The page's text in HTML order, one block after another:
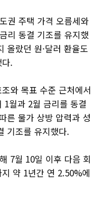
권 주택 가격 오름세와
리 동결 기조를 유지했
올랐던 원·달러 환율도
.
와 목표 수준 근처에서
월과 2월 금리를 동결
른 물가 상방 압력과 성
기조를 유지했다.
7월 10일 이후 다음 회
약 1년간 연 2.50%에